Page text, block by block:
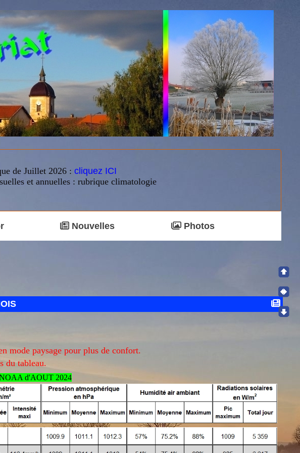
de Juillet 2026 : cliquez ICI
et annuelles : rubrique climatologie
Nouvelles Photos
mode paysage pour plus de confort.
du tableau.
d'AOUT 2024